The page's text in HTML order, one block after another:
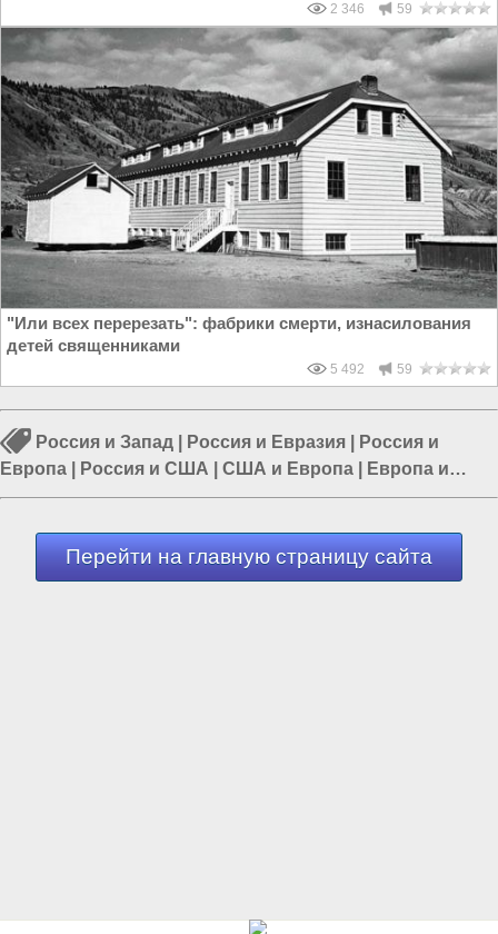
2 346 59
"Или всех перерезать": фабрики смерти, изнасилования
детей священниками
5 492 59
Россия и Запад Россия и Евразия
Россия и
Европа
Россия и США США и Европа
Европа и
Украина|Россия и Украина
Перейти на главную страницу сайта